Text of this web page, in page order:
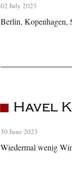
02 July 2023
Berlin, Kopenhagen,
Havel
30 June 2023
Wiedermal wenig